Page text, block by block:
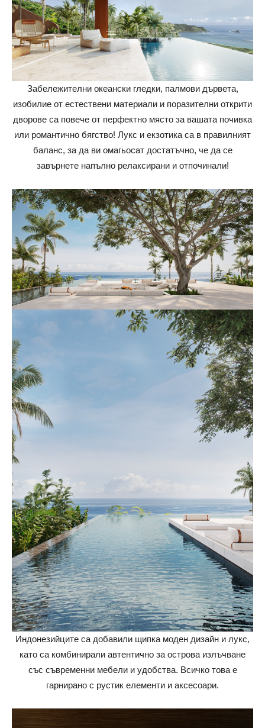
Забележителни океански гледки, палмови дървета,
изобилие от естествени материали и поразителни открити
дворове са повече от перфектно място за вашата почивка
или романтично бягство! Лукс и екзотика са в правилният
баланс, за да ви омагьосат достатъчно, че да се
завърнете напълно релаксирани и отпочинали!
Индонезийците са добавили щипка моден дизайн и лукс,
като са комбинирали автентично за острова излъчване
със съвременни мебели и удобства. Всичко това е
гарнирано с рустик елементи и аксесоари.